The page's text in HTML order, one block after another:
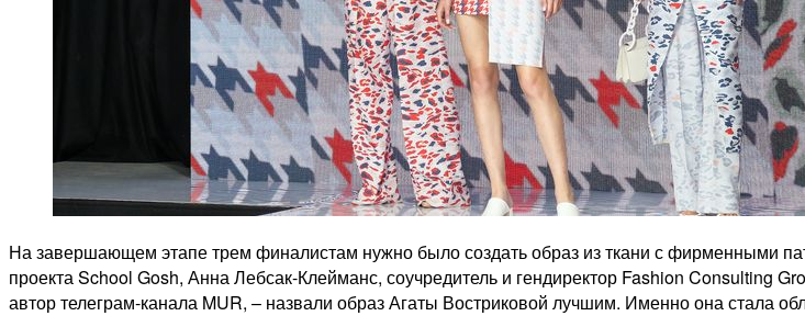
На завершающем этапе трем финалистам нужно было создать образ из ткани с фирменными
проекта School Gosh, Анна Лебсак-Клейманс, соучредитель и гендиректор Fashion Consulting
автор телеграм-канала MUR, – назвали образ Агаты Востриковой лучшим. Именно она стала